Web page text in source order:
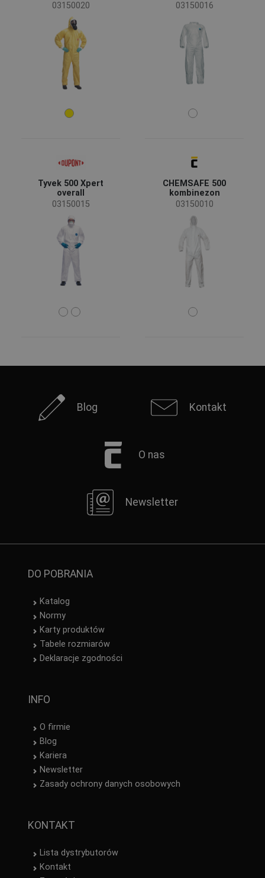
03150020
03150016
Tyvek 500 Xpert
overall
03150015
CHEMSAFE 500
kombinezon
03150010
Blog Kontakt
O nas
Newsletter
DO POBRANIA
Katalog
Normy
Karty produktów
Tabele rozmiarów
Deklaracje zgodności
INFO
O firmie
Blog
Kariera
Newsletter
Zasady ochrony danych osobowych
KONTAKT
Lista dystrybutorów
Kontakt